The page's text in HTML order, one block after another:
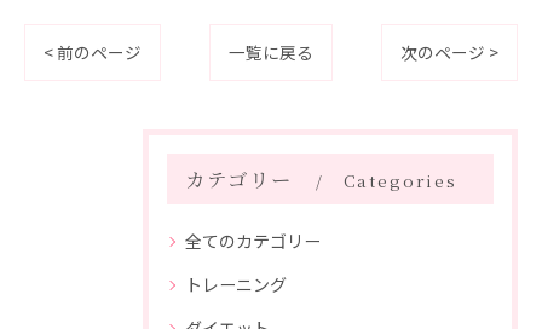
< 前のページ 一覧に戻る 次のページ >
カテゴリー Categories
全てのカテゴリー
トレーニング